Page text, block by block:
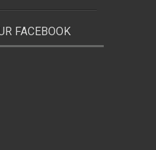
FACEBOOK